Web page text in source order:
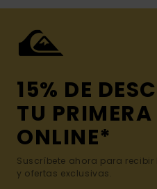
15% DE
TU
ONLINE*
Suscríbete ahora para
y ofertas exclusivas.